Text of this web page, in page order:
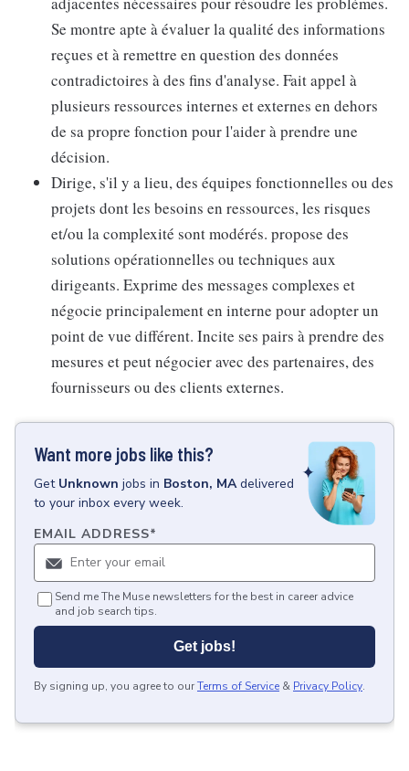
Se montre apte à évaluer la qualité des informations
reçues et à remettre en question des données
contradictoires à des fins d'analyse. Fait appel à
plusieurs ressources internes et externes en dehors
de sa propre fonction pour l'aider à prendre une
décision.
Dirige, s'il y a lieu, des équipes fonctionnelles ou des
projets dont les besoins en ressources, les risques
et/ou la complexité sont modérés. propose des
solutions opérationnelles ou techniques aux
dirigeants. Exprime des messages complexes et
négocie principalement en interne pour adopter un
point de vue différent. Incite ses pairs à prendre des
mesures et peut négocier avec des partenaires, des
fournisseurs ou des clients externes.
Want more jobs like this?
Get Unknown jobs in Boston, MA delivered
to your inbox every week.
EMAIL ADDRESS*
Send me The Muse newsletters for the best in career advice
and job search tips.
Get jobs!
By signing up, you agree to ourTerms of Service & Privacy Policy.